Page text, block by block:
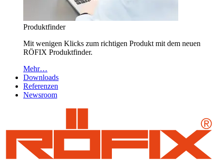
Produktfinder
Mit wenigen Klicks zum richtigen Produkt mit dem neuen
RÖFIX Produktfinder.
Mehr…
Downloads
Referenzen
Newsroom